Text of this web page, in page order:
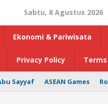
Sabtu, 8 Agustus 2026
Ekonomi & Pariwisata
Privacy Policy
Sayyaf ASEAN Games